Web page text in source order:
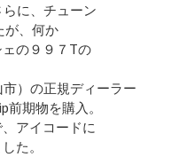
に、チューン
が、何か
の９９７Tの
）の正規ディーラー
期物を購入。
アイコードに
た。